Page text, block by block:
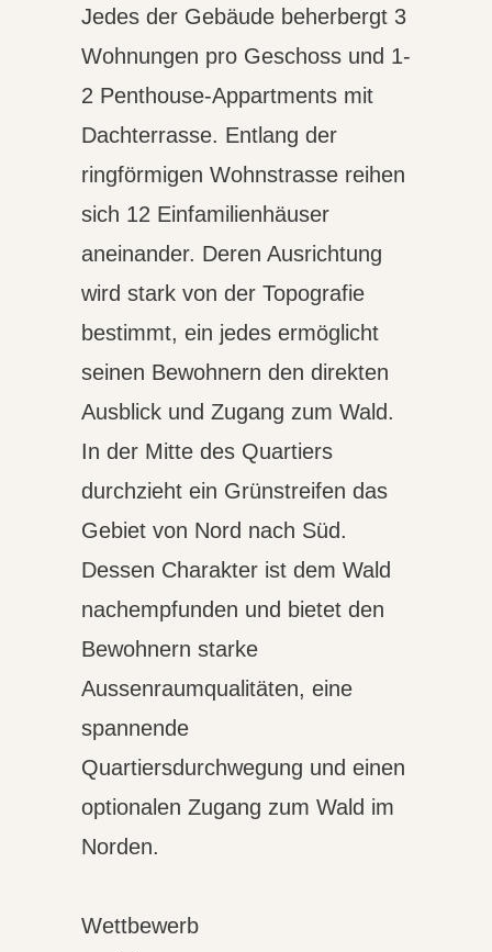
Jedes der Gebäude beherbergt 3
Wohnungen pro Geschoss und 1-
2 Penthouse-Appartments mit
Dachterrasse. Entlang der
ringförmigen Wohnstrasse reihen
sich 12 Einfamilienhäuser
aneinander. Deren Ausrichtung
wird stark von der Topografie
bestimmt, ein jedes ermöglicht
seinen Bewohnern den direkten
Ausblick und Zugang zum Wald.
In der Mitte des Quartiers
durchzieht ein Grünstreifen das
Gebiet von Nord nach Süd.
Dessen Charakter ist dem Wald
nachempfunden und bietet den
Bewohnern starke
Aussenraumqualitäten, eine
spannende
Quartiersdurchwegung und einen
optionalen Zugang zum Wald im
Norden.
Wettbewerb